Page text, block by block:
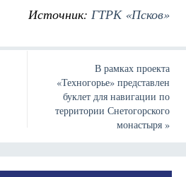
Источник:ГТРК «Псков»
В рамках проекта
«Техногорье» представлен
буклет для навигации по
территории Снетогорского
монастыря»